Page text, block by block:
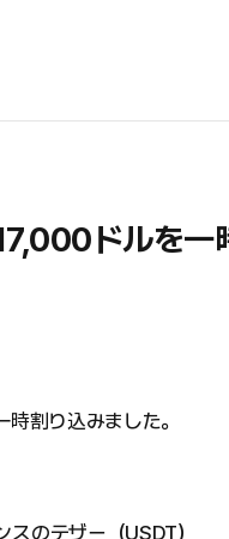
ドルを一
割り込みました。
のテザー（USDT）